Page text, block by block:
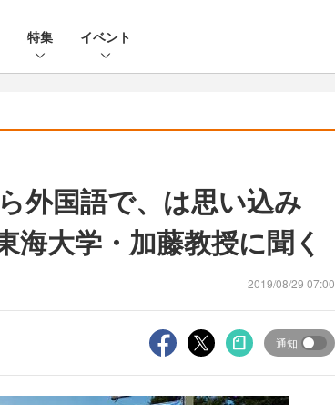
特集 イベント
外国語で、は思い込み
海大学・加藤教授に聞く
2019/08/29 07:00
通知